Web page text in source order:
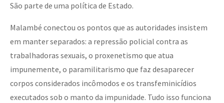
São parte de uma política de Estado.
Malambé conectou os pontos que as autoridades insistem
em manter separados: a repressão policial contra as
trabalhadoras sexuais, o proxenetismo que atua
impunemente, o paramilitarismo que faz desaparecer
corpos considerados incômodos e os transfeminicídios
executados sob o manto da impunidade. Tudo isso funciona